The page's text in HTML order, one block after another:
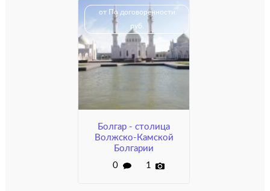
Болгар - столица
Волжско-Камской
Болгарии
0
1
от По договоренности
руб.